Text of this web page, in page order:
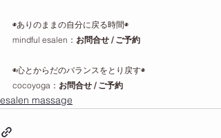
◉ありのままの自分に戻る時間◉
mindful esalen： お問合せ / ご予約
◉心とからだのバランスをとり戻す◉
cocoyoga： お問合せ / ご予約
esalen massage